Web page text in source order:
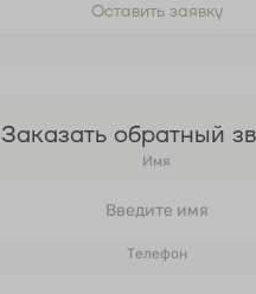
Оставить заявку
Заказать обратный
Имя
Телефон